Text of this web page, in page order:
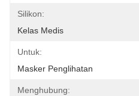
Silikon:
Kelas Medis
Untuk:
Masker Penglihatan
Menghubung: